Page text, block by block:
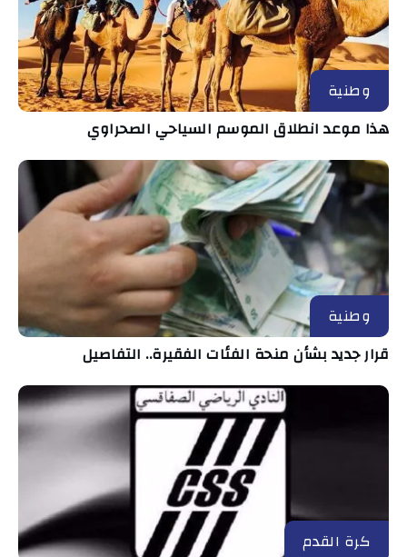
وطنية
هذا موعد انطلاق الموسم السياحي الصحراوي
وطنية
قرار جديد بشأن منحة الفئات الفقيرة.. التفاصيل
كرة القدم